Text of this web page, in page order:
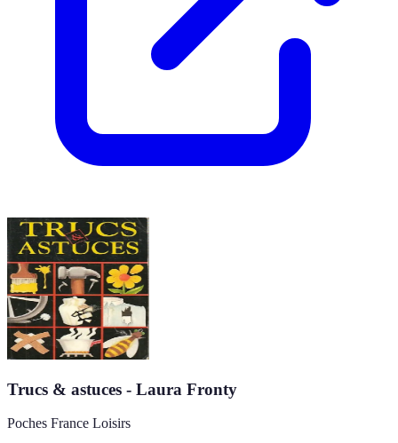
Trucs & astuces - Laura Fronty
Poches France Loisirs